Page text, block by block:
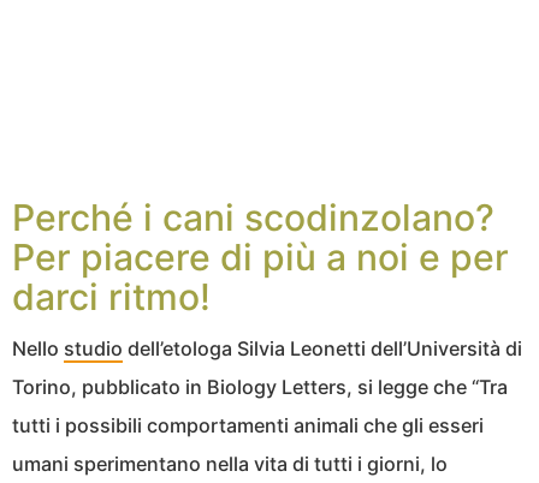
Perché i cani scodinzolano?
Per piacere di più a noi e per
darci ritmo!
Nello studio dell’etologa Silvia Leonetti dell’Università di
Torino, pubblicato in Biology Letters, si legge che “Tra
tutti i possibili comportamenti animali che gli esseri
umani sperimentano nella vita di tutti i giorni, lo